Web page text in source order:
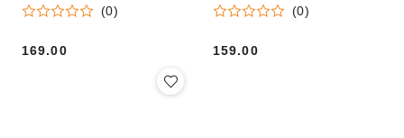
(0)
Cena:
169.00
(0)
Cena:
159.00